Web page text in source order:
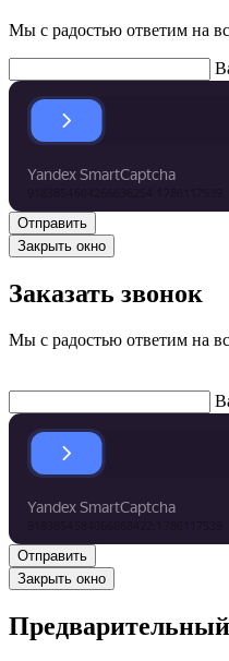
Мы с радостью ответим на
Закрыть окно
Заказать звонок
Мы с радостью ответим на
Закрыть окно